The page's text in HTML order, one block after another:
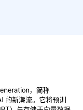
，简称
的新潮流。它将预训